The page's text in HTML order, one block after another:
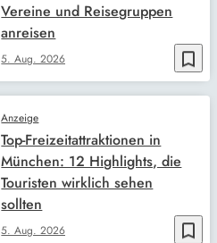
bookmark_border
5. Aug. 2026
Vereine und Reisegruppen
anreisen
bookmark_border
Anzeige
5. Aug. 2026
Top-Freizeitattraktionen in
München: 12 Highlights, die
Touristen wirklich sehen
sollten